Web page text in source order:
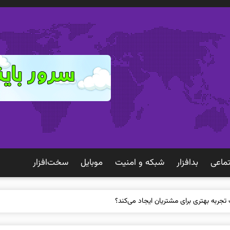
بدافزار شبكه و امنيت موبايل سخت‌افزار
بهتری برای مشتریان ایجاد می‌کند؟